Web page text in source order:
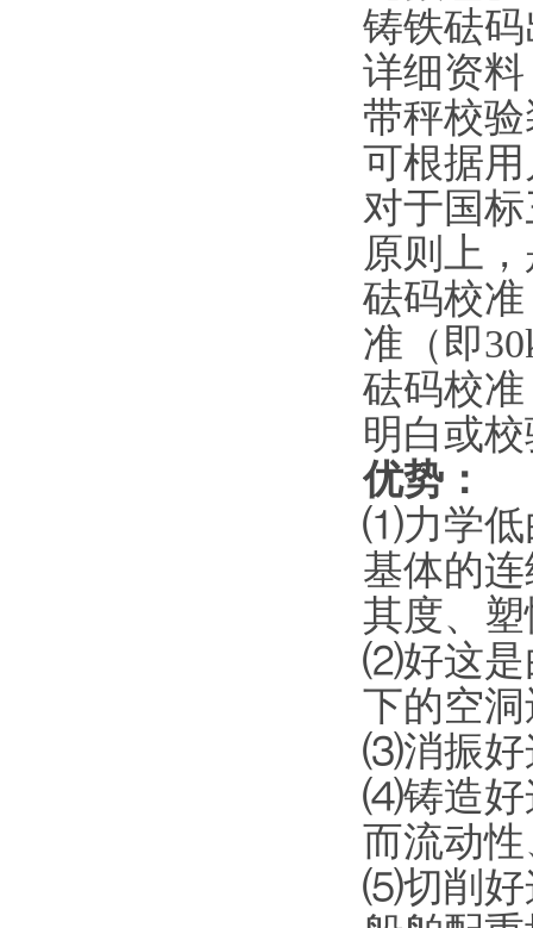
铸铁砝
详细资
带秤校
可根据
对于国
原则上
砝码校
准（即
砝码校
明白或
优势：
⑴力学
基体的
其度、
⑵好这
下的空
⑶消振
⑷铸造
而流动
⑸切削